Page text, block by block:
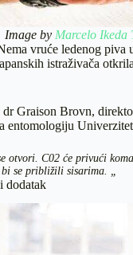
Image by Marcelo Ikeda
vruće ledenog
istraživača
dr Graison Brovn,
entomologiju
otvori. C02 će privući
se približili sisarima. „
dodatak